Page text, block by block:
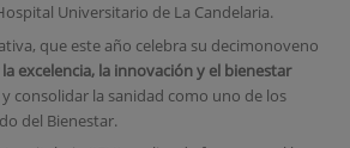
Universitario de La Candelaria.
que este año celebra su decimonoveno
excelencia, la innovación y el bienestar
consolidar la sanidad como uno de los
del Bienestar.